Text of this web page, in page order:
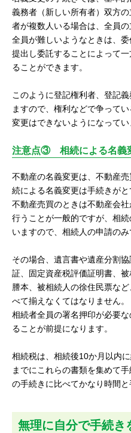
義務者（新しい所有者）双方
者が複数人いる場合は、全員の
全員が難しいようなときは、
提出し委託することによって
ることができます。
このように登記権利者、登記
ますので、権利などで争って
変更はできないようになってい
注意点③ 相続による名義
不動産の名義変更は、不動産
続による名義変更は手続きがと
不動産売買のときは不動産会
行うことが一般的ですが、相
いますので、相続人の申請のみ
その場合、遺言書や遺産分割
証、固定資産税評価証明書、
謄本、被相続人の徐住民票な
べて揃えなくてはなりません。
相続者全員の署名押印が必要
ることが前提になります。
相続税は、相続後10か月以内
までにこれらの書類を集めて
の手続きに比べてかなり時間と
無理に自分で手続き